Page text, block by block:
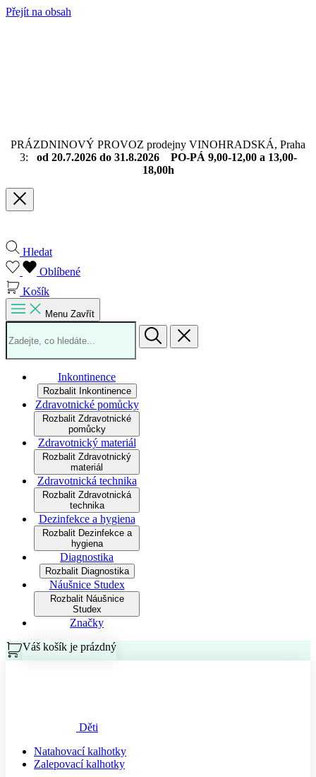
Přejít na obsah
PRÁZDNINOVÝ PROVOZ prodejny VINOHRADSKÁ, Praha
3: od 20.7.2026 do 31.8.2026 PO-PÁ 9,00-12,00 a 13,00-
18,00h
Hledat
Oblíbené
Košík
Menu Zavřít
Inkontinence
Rozbalit Inkontinence
Zdravotnické pomůcky
Rozbalit Zdravotnické
pomůcky
Zdravotnický materiál
Rozbalit Zdravotnický
materiál
Zdravotnická technika
Rozbalit Zdravotnická
technika
Dezinfekce a hygiena
Rozbalit Dezinfekce a
hygiena
Diagnostika
Rozbalit Diagnostika
Náušnice Studex
Rozbalit Náušnice
Studex
Značky
Váš košík je prázdný
Děti
Natahovací kalhotky
Zalepovací kalhotky